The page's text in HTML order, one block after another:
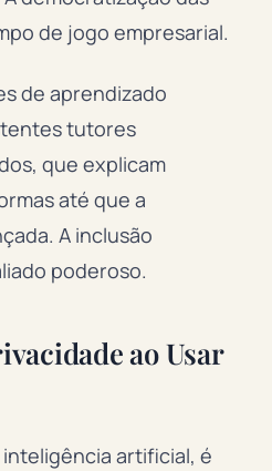
de jogo empresarial.
de aprendizado
tutores
que explicam
até que a
A inclusão
poderoso.
ao Usar
artificial, é